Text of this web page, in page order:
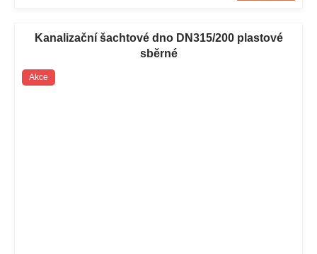
Kanalizační šachtové dno DN315/200 plastové
sběrné
Akce